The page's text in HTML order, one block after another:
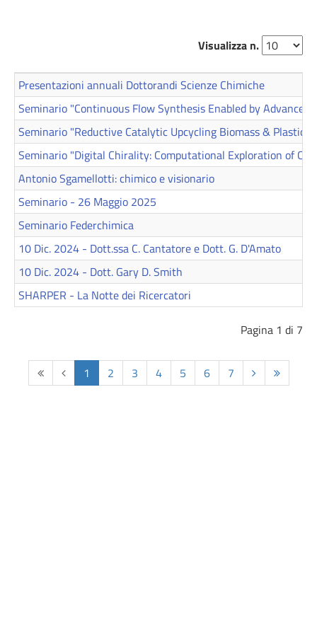
Visualizza n.
Presentazioni annuali Dottorandi Scienze Chimiche
Seminario "Continuous Flow Synthesis Enabled by Advanced
Seminario "Reductive Catalytic Upcycling Biomass &
Seminario "Digital Chirality: Computational Exploration of
Antonio Sgamellotti: chimico e visionario
Seminario - 26 Maggio 2025
Seminario Federchimica
10 Dic. 2024 - Dott.ssa C. Cantatore e Dott. G. D'Amato
10 Dic. 2024 - Dott. Gary D. Smith
SHARPER - La Notte dei Ricercatori
Pagina 1 di 7
InizioIndietro
1 2 3 4 5 6 7